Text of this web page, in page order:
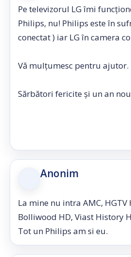
Pe televizorul LG îmi
Philips, nu! Philips este în
conectat ) iar LG în camera
Vă mulţumesc pentru ajutor.
Sărbători fericite și un an
Anonim
La mine nu intra AMC, HGTV
Bolliwood HD, Viast History
Tot un Philips am si eu.